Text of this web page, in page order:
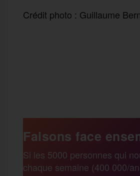
Crédit photo : Guillaume
b t l
r
t
Faisons face
Si les 5000 personnes qui
chaque semaine (400 000/